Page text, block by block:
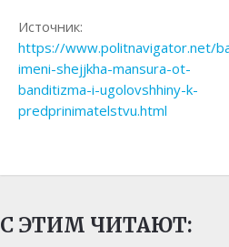
Источник:
https://www.politnavigator.net/
imeni-shejjkha-mansura-ot-
banditizma-i-ugolovshhiny-k-
predprinimatelstvu.html
С ЭТИМ ЧИТАЮТ: